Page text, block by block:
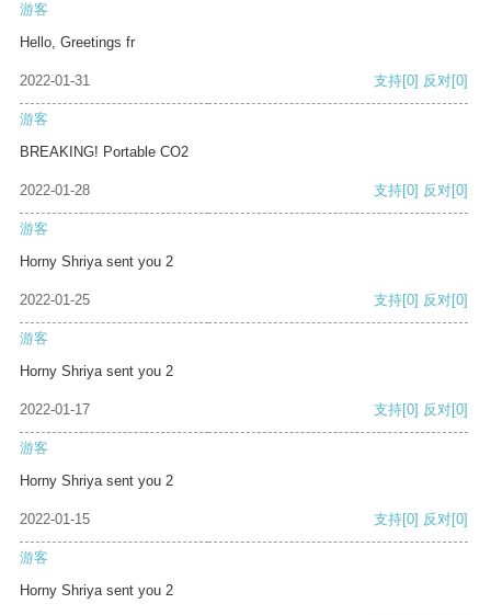
游客
Hello, Greetings fr
2022-01-31 支持[0] 反对[0]
游客
BREAKING! Portable CO2
2022-01-28 支持[0] 反对[0]
游客
Horny Shriya sent you 2
2022-01-25 支持[0] 反对[0]
游客
Horny Shriya sent you 2
2022-01-17 支持[0] 反对[0]
游客
Horny Shriya sent you 2
2022-01-15 支持[0] 反对[0]
游客
Horny Shriya sent you 2